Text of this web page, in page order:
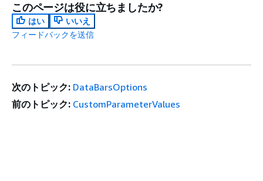
このページは役に立ちましたか?
はい
いいえ
フィードバックを送信
次のトピック: DataBarsOptions
前のトピック: CustomParameterValues